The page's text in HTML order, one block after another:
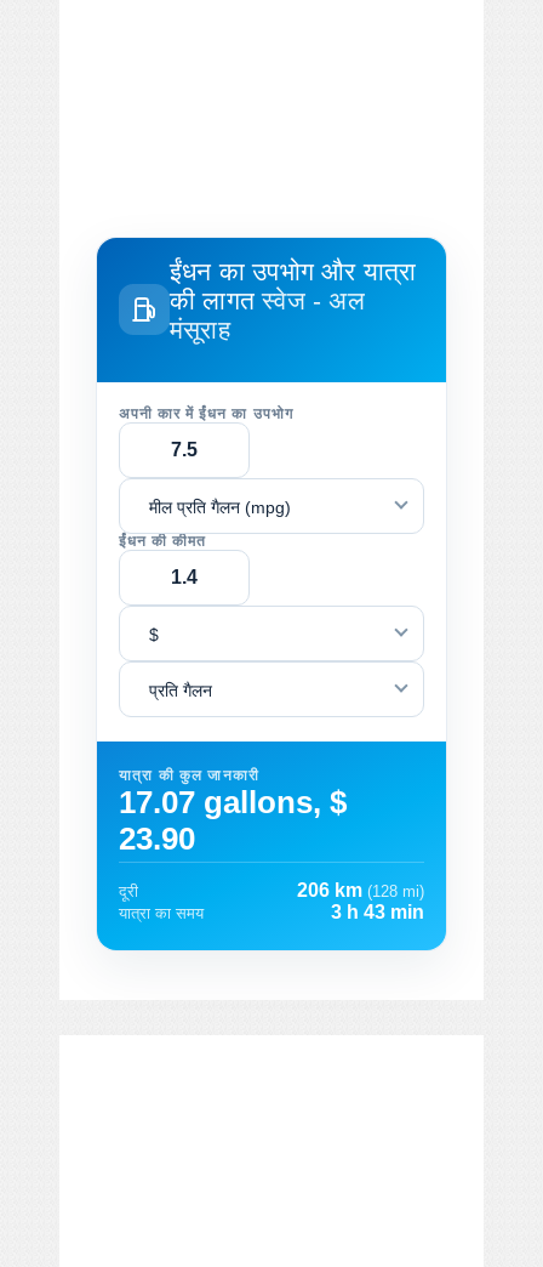
ईंधन का उपभोग और यात्रा
की लागतस्वेज - अल
मंसूराह
अपनी कार में ईंधन का उपभोग
मील प्रति गैलन (mpg)
ईंधन की कीमत
$
प्रति गैलन
यात्रा की कुल जानकारी
17.07 gallons, $
23.90
दूरी 206 km (128 mi)
यात्रा का समय
3 h 43 min